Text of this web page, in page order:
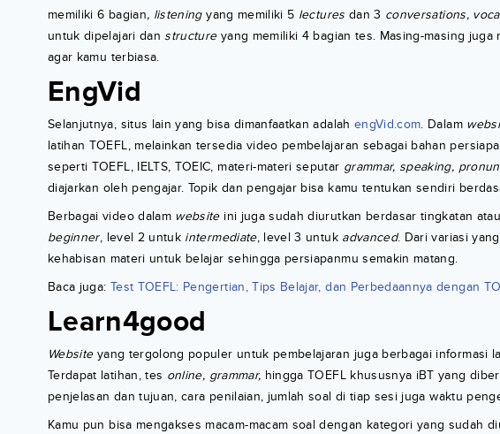
memiliki 6 bagian, listeningyang memiliki 5 lectures dan 3 conversations,
untuk dipelajari dan structureyang memiliki 4 bagian tes. Masing-masing juga
agar kamu terbiasa.
EngVid
Selanjutnya, situs lain yang bisa dimanfaatkan adalah engVid.com. Dalam
latihan TOEFL, melainkan tersedia video pembelajaran sebagai bahan
seperti TOEFL, IELTS, TOEIC, materi-materi seputar grammar, speaking,
diajarkan oleh pengajar. Topik dan pengajar bisa kamu tentukan sendiri
Berbagai video dalam websiteini juga sudah diurutkan berdasar tingkatan
beginner, level 2 untuk intermediate, level 3 untuk advanced. Dari variasi
kehabisan materi untuk belajar sehingga persiapanmu semakin matang.
Baca juga: Test TOEFL: Pengertian, Tips Belajar, dan Perbedaannya dengan
Learn4good
Websiteyang tergolong populer untuk pembelajaran juga berbagai informasi
Terdapat latihan, tes online, grammar, hingga TOEFL khususnya iBT yang
penjelasan dan tujuan, cara penilaian, jumlah soal di tiap sesi juga waktu
Kamu pun bisa mengakses macam-macam soal dengan kategori yang sudah